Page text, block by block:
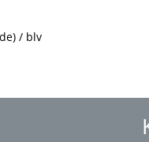
/ blv